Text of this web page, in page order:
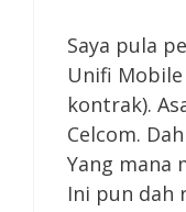
Saya pula
Unifi
kontrak).
Celcom.
Yang mana
Ini pun dah